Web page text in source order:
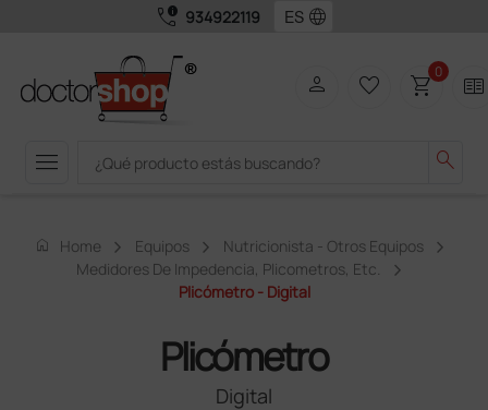
call_quality 934922119 language
menu search
person favorite_border shopping_cart0 two_pager
home Home Equipos
Nutricionista - Otros Equipos
Medidores De Impedencia, Plicometros, Etc.
Plicómetro - Digital
Plicómetro
Digital